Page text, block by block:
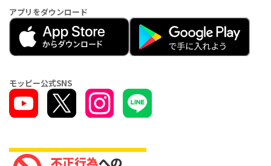
アプリをダウンロード
モッピー公式SNS